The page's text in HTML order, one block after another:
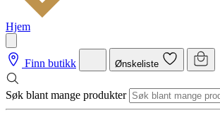
Hjem
Finn butikk Ønskeliste
Søk blant mange produkter